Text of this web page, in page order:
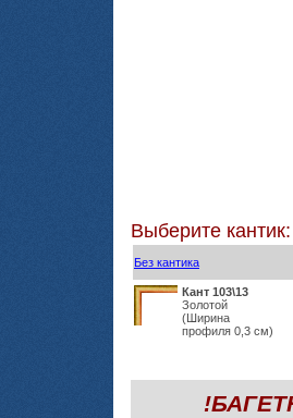
Выберите кантик:
Без кантика
Кант 103\13
Золотой
(Ширина
профиля 0,3 см)